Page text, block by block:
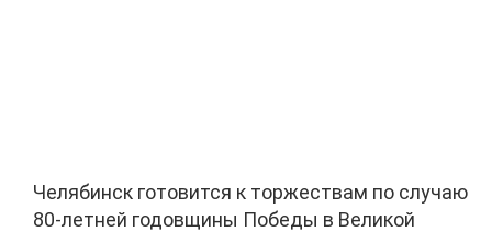
Челябинск готовится к торжествам по случаю
80-летней годовщины Победы в Великой